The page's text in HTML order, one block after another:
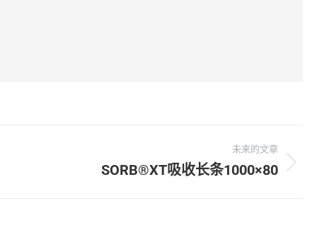
未来的文章
SORB®XT吸收长条1000×80